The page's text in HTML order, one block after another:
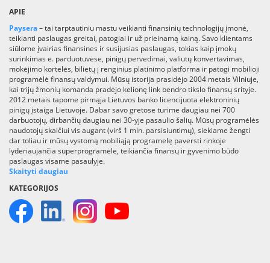
APIE
Paysera– tai tarptautiniu mastu veikianti finansinių technologijų įmonė,
teikianti paslaugas greitai, patogiai ir už prieinamą kainą. Savo klientams
siūlome įvairias finansines ir susijusias paslaugas, tokias kaip įmokų
surinkimas e. parduotuvėse, pinigų pervedimai, valiutų konvertavimas,
mokėjimo kortelės, bilietų į renginius platinimo platforma ir patogi mobilioji
programėlė finansų valdymui. Mūsų istorija prasidėjo 2004 metais Vilniuje,
kai trijų žmonių komanda pradėjo kelionę link bendro tikslo finansų srityje.
2012 metais tapome pirmąja Lietuvos banko licencijuota elektroninių
pinigų įstaiga Lietuvoje. Dabar savo gretose turime daugiau nei 700
darbuotojų, dirbančių daugiau nei 30-yje pasaulio šalių. Mūsų programėlės
naudotojų skaičiui vis augant (virš 1 mln. parsisiuntimų), siekiame žengti
dar toliau ir mūsų vystomą mobiliąją programelę paversti rinkoje
lyderiaujančia superprogramėle, teikiančia finansų ir gyvenimo būdo
paslaugas visame pasaulyje.
Skaityti daugiau
KATEGORIJOS